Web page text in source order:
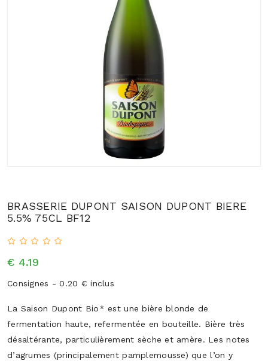
BRASSERIE DUPONT SAISON DUPONT BIERE
5.5% 75CL BF12
€ 4.19
Consignes - 0.20 € inclus
La Saison Dupont Bio* est une bière blonde de
fermentation haute, refermentée en bouteille. Bière très
désaltérante, particulièrement sèche et amère. Les notes
d’agrumes (principalement pamplemousse) que l’on y